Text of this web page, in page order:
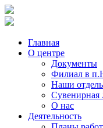
Главная
О центре
Документы
Филиал в
Наши
Сувенирная
О нас
Деятельность